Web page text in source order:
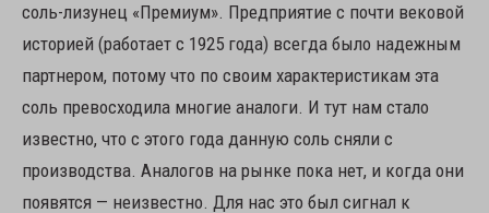
соль-лизунец «Премиум». Предприятие с почти вековой
историей (работает с 1925 года) всегда было надежным
партнером, потому что по своим характеристикам эта
соль превосходила многие аналоги. И тут нам стало
известно, что с этого года данную соль сняли с
производства. Аналогов на рынке пока нет, и когда они
появятся — неизвестно. Для нас это был сигнал к